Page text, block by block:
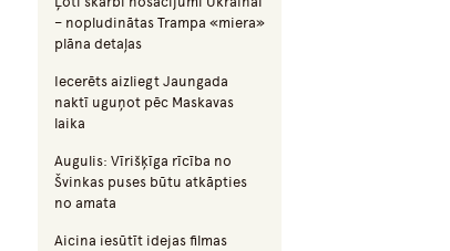
– nopludinātas Trampa «miera»
plāna detaļas
Iecerēts aizliegt Jaungada
naktī uguņot pēc Maskavas
laika
Augulis: Vīrišķīga rīcība no
Švinkas puses būtu atkāpties
no amata
Aicina iesūtīt idejas filmas